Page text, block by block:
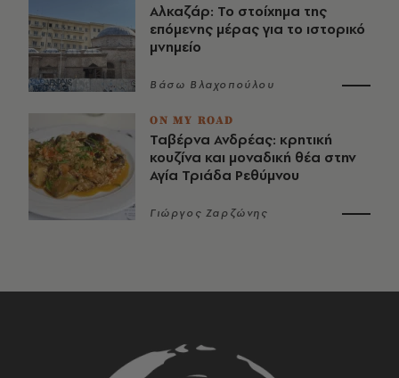
Αλκαζάρ: Το στοίχημα της
επόμενης μέρας για το ιστορικό
μνημείο
Βάσω Βλαχοπούλου
ON MY ROAD
Ταβέρνα Ανδρέας: κρητική
κουζίνα και μοναδική θέα στην
Αγία Τριάδα Ρεθύμνου
Γιώργος Ζαρζώνης